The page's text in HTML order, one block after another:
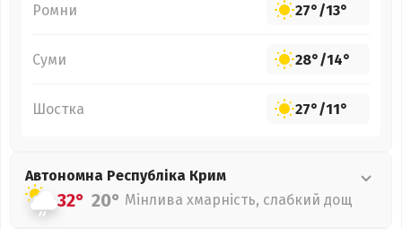
Ромни 27°/13°
Суми 28°/14°
Шостка 27°/11°
Автономна Республіка Крим
32° 20° Мінлива хмарність, слабкий дощ